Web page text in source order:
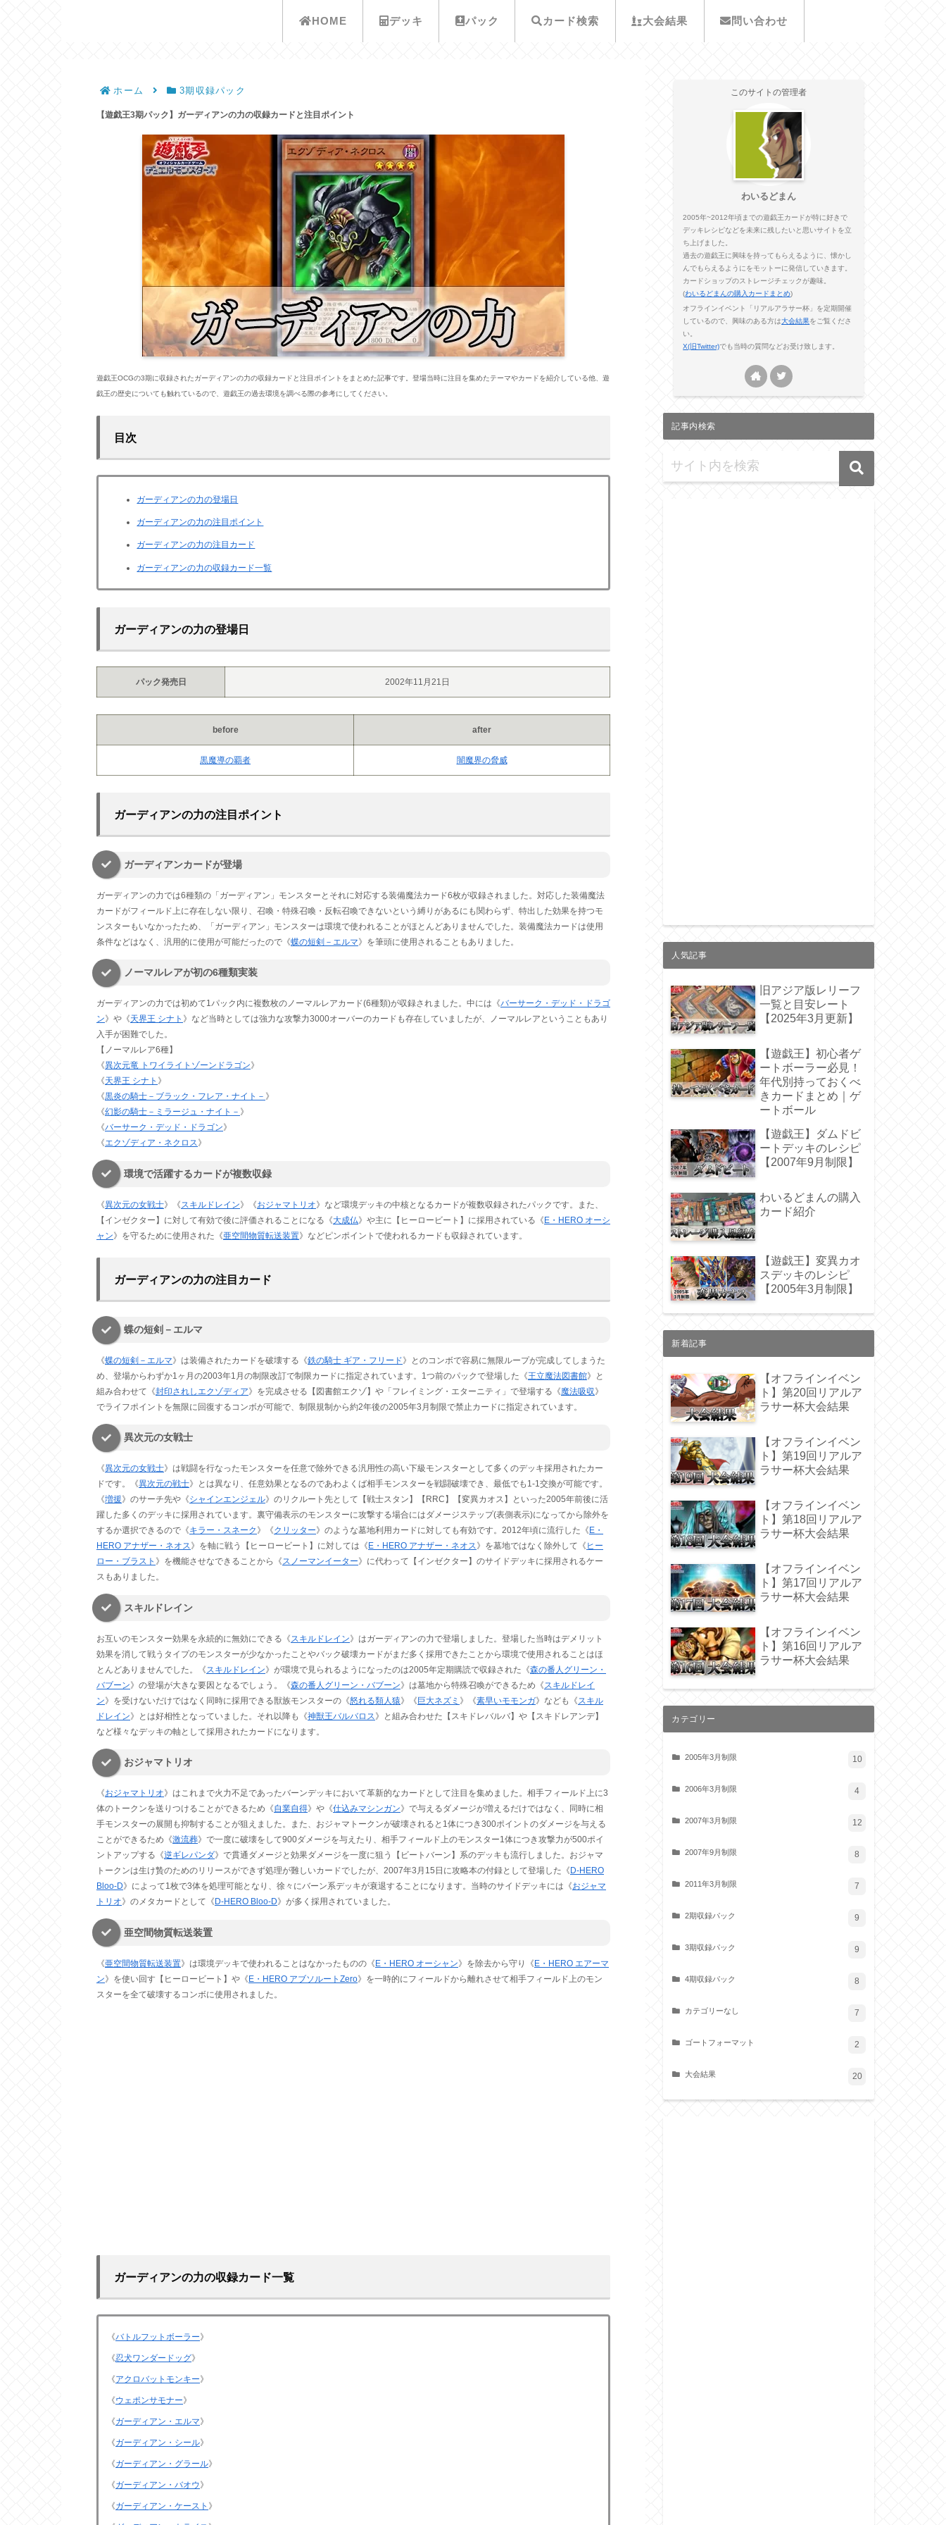
HOME デッキ パック カード検索 大会結果 問い合わせ
ホーム 3期収録パック
【遊戯王3期パック】ガーディアンの力の収録カードと注目ポイント
遊戯王OCGの3期に収録されたガーディアンの力の収録カードと注目ポイントをまとめた記事です。登場当時に注目を集めたテーマやカードを紹介している他、遊
戯王の歴史についても触れているので、遊戯王の過去環境を調べる際の参考にしてください。
目次
ガーディアンの力の登場日
ガーディアンの力の注目ポイント
ガーディアンの力の注目カード
ガーディアンの力の収録カード一覧
ガーディアンの力の登場日
パック発売日 2002年11月21日
before after
黒魔導の覇者 闇魔界の脅威
ガーディアンの力の注目ポイント
ガーディアンカードが登場
ガーディアンの力では6種類の「ガーディアン」モンスターとそれに対応する装備魔法カード6枚が収録されました。対応した装備魔法
カードがフィールド上に存在しない限り、召喚・特殊召喚・反転召喚できないという縛りがあるにも関わらず、特出した効果を持つモ
ンスターもいなかったため、「ガーディアン」モンスターは環境で使われることがほとんどありませんでした。装備魔法カードは使用
条件などはなく、汎用的に使用が可能だったので《蝶の短剣－エルマ》を筆頭に使用されることもありました。
ノーマルレアが初の6種類実装
ガーディアンの力では初めて1パック内に複数枚のノーマルレアカード(6種類)が収録されました。中には《バーサーク・デッド・ドラゴ
ン》や《天界王 シナト 》など当時としては強力な攻撃力3000オーバーのカードも存在していましたが、ノーマルレアということもあり
入手が困難でした。
【ノーマルレア6種】
《異次元竜 トワイライトゾーンドラゴン》
《天界王 シナト 》
《黒炎の騎士－ブラック・フレア・ナイト－ 》
《幻影の騎士－ミラージュ・ナイト－ 》
《バーサーク・デッド・ドラゴン》
《エクゾディア・ネクロス》
環境で活躍するカードが複数収録
《異次元の女戦士》《 スキルドレイン》《おジャマトリオ》など環境デッキの中核となるカードが複数収録されたパックです。また、
【インゼクター】に対して有効で後に評価されることになる《大成仏》や主に【ヒーロービート】に採用されている《E・HERO オーシ
ャン》を守るために使用された《亜空間物質転送装置》などピンポイントで使われるカードも収録されています。
ガーディアンの力の注目カード
蝶の短剣－エルマ
《蝶の短剣－エルマ》は装備されたカードを破壊する《鉄の騎士 ギア・フリード》とのコンボで容易に無限ループが完成してしまうた
め、登場からわずか1ヶ月の2003年1月の制限改訂で制限カードに指定されています。1つ前のパックで登場した《王立魔法図書館》と
組み合わせて《封印されしエクゾディア》を完成させる【図書館エクゾ】や「フレイミング・エターニティ」で登場する《魔法吸収》
でライフポイントを無限に回復するコンボが可能で、制限規制から約2年後の2005年3月制限で禁止カードに指定されています。
異次元の女戦士
《異次元の女戦士》は戦闘を行なったモンスターを任意で除外できる汎用性の高い下級モンスターとして多くのデッキ採用されたカー
ドです。《異次元の戦士》とは異なり、任意効果となるのであわよくば相手モンスターを戦闘破壊でき、最低でも1-1交換が可能です。
《増援》のサーチ先や《シャインエンジェル》のリクルート先として【戦士スタン】【RRC】【変異カオス】といった2005年前後に活
躍した多くのデッキに採用されています。裏守備表示のモンスターに攻撃する場合にはダメージステップ(表側表示)になってから除外を
するか選択できるので《キラー・スネーク 》《クリッター》のような墓地利用カードに対しても有効です。2012年頃に流行した《 E・
HERO アナザー・ネオス》を軸に戦う【ヒーロービート】に対しては《 E・HERO アナザー・ネオス》を墓地ではなく除外して《 ヒー
ロー・ブラスト 》を機能させなできることから《スノーマンイーター》に代わって【インゼクター】のサイドデッキに採用されるケー
スもありました。
スキルドレイン
お互いのモンスター効果を永続的に無効にできる《スキルドレイン》はガーディアンの力で登場しました。登場した当時はデメリット
効果を消して戦うタイプのモンスターが少なかったことやバック破壊カードがまだ多く採用できたことから環境で使用されることはほ
とんどありませんでした。《スキルドレイン》が環境で見られるようになったのは2005年定期購読で収録された《森の番人グリーン・
バブーン》の登場が大きな要因となるでしょう。《森の番人グリーン・バブーン》は墓地から特殊召喚ができるため《スキルドレイ
ン》を受けないだけではなく同時に採用できる獣族モンスターの《怒れる類人猿》《巨大ネズミ 》《素早いモモンガ》なども《スキル
ドレイン》とは好相性となっていました。それ以降も《神獣王バルバロス》と組み合わせた【スキドレバルバ】や【スキドレアンデ】
など様々なデッキの軸として採用されたカードになります。
おジャマトリオ
《おジャマトリオ》はこれまで火力不足であったバーンデッキにおいて革新的なカードとして注目を集めました。相手フィールド上に3
体のトークンを送りつけることができるため《自業自得》や《仕込みマシンガン》で与えるダメージが増えるだけではなく、同時に相
手モンスターの展開も抑制することが狙えました。また、おジャマトークンが破壊されると1体につき300ポイントのダメージを与える
ことができるため《激流葬》で一度に破壊をして900ダメージを与えたり、相手フィールド上のモンスター1体につき攻撃力が500ポイ
ントアップする《逆ギレパンダ》で貫通ダメージと効果ダメージを一度に狙う【ビートバーン】系のデッキも流行しました。おジャマ
トークンは生け贄のためのリリースができず処理が難しいカードでしたが、2007年3月15日に攻略本の付録として登場した《 D-HERO
Bloo-D》によって1枚で3体を処理可能となり、徐々にバーン系デッキが衰退することになります。当時のサイドデッキには《おジャマ
トリオ》のメタカードとして《 D-HERO Bloo-D》が多く採用されていました。
亜空間物質転送装置
《亜空間物質転送装置》は環境デッキで使われることはなかったものの《E・HERO オーシャン》を除去から守り《E・HERO エアーマ
ン》を使い回す【ヒーロービート】や《E・HERO アブソルートZero》を一時的にフィールドから離れさせて相手フィールド上のモン
スターを全て破壊するコンボに使用されました。
ガーディアンの力の収録カード一覧
《バトルフットボーラー》
《忍犬ワンダードッグ》
《アクロバットモンキー》
《ウェポンサモナー》
《ガーディアン・エルマ》
《ガーディアン・シール》
《ガーディアン・グラール》
《ガーディアン・バオウ》
《ガーディアン・ケースト 》
このサイトの管理者
わいるどまん
2005年~2012年頃までの遊戯王カードが特に好きで
デッキレシピなどを未来に残したいと思いサイトを立
ち上げました。
過去の遊戯王に興味を持ってもらえるように、懐かし
んでもらえるようにをモットーに発信していきます。
カードショップのストレージチェックが趣味。
(わいるどまんの購入カードまとめ)
オフラインイベント「リアルアラサー杯」を定期開催
しているので、興味のある方は大会結果をご覧くださ
い。
X(旧Twitter)でも当時の質問などお受け致します。
記事内検索
人気記事
旧アジア版レリーフ
一覧と目安レート
【2025年3月更新】
【遊戯王】初心者ゲ
ートボーラー必見！
年代別持っておくべ
きカードまとめ｜ゲ
ートボール
【遊戯王】ダムドビ
ートデッキのレシピ
【2007年9月制限】
わいるどまんの購入
カード紹介
【遊戯王】変異カオ
スデッキのレシピ
【2005年3月制限】
新着記事
【オフラインイベン
ト】第20回リアルア
ラサー杯大会結果
【オフラインイベン
ト】第19回リアルア
ラサー杯大会結果
【オフラインイベン
ト】第18回リアルア
ラサー杯大会結果
【オフラインイベン
ト】第17回リアルア
ラサー杯大会結果
【オフラインイベン
ト】第16回リアルア
ラサー杯大会結果
カテゴリー
2005年3月制限 10
2006年3月制限 4
2007年3月制限 12
2007年9月制限 8
2011年3月制限 7
2期収録パック 9
3期収録パック 9
4期収録パック 8
カテゴリーなし 7
ゴートフォーマット 2
大会結果 20